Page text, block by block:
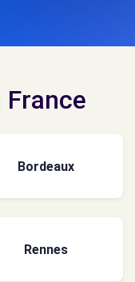
Bordeaux
Rennes